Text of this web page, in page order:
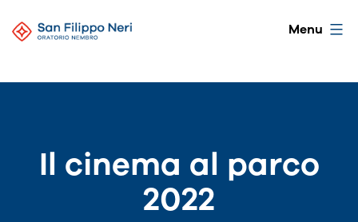
al
Oratorio
di
Menu
Il cinema al parco
2022